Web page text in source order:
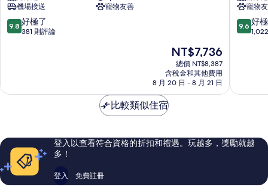
Spa
聖
馬
機場接送
寵物友善
9.8
分，
極
評
論
9.8 好極了
381 則評論
現
在
價
格
為
NT$7,736
總價 NT$8,387
含稅金和其他費用
8 月 20 日 - 8 月 21 日
亞
希
爾
里
寵物
9.6
分，
極
評
論
9.6 好
比較類似住宿
登入以查看符合資格的折扣和禮遇。玩越多，獎勵就越
多！
登入 免費註冊